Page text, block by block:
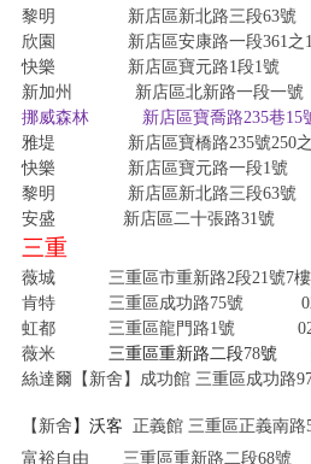
黎明 新店區新北路三段63號
欣園 新店區安康路一段361之1
快樂 新店區寶元路1段1號
新加州 新店區北新路一段一
挪威森林 新店區寶喬路235巷15
雅堤
新店區寶橋路235號250
快樂
新店區寶元路一段1號
黎明 新店區新北路三段63號
安盛 新店區二十張路31號
三重
薇城 三重區市重新路2段21號7樓
肯特 三重區成功路75號
虹都 三重區龍門路1號
薇米
三重區重新路二段78號
絲達爾 【新舍】 成功館 三重區成功路
【新舍 】沃客 正義館 三重區正義南路
富裕自由 三重區重新路二段68號